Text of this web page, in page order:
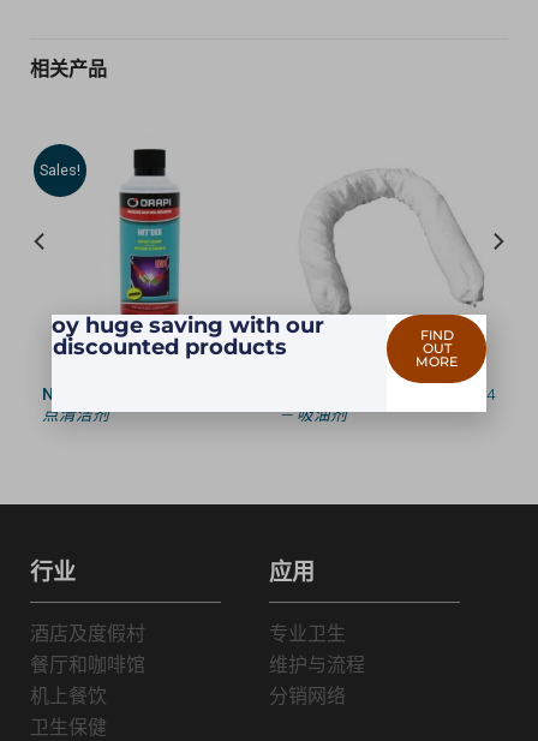
相关产品
Sales!
NET’DEX
点清洁剂
— 9914
—吸油剂
行业
酒店及度假村
餐厅和咖啡馆
机上餐饮
卫生保健
应用
专业卫生
维护与流程
分销网络
Enjoy huge saving with our
discounted products
FIND
OUT
MORE